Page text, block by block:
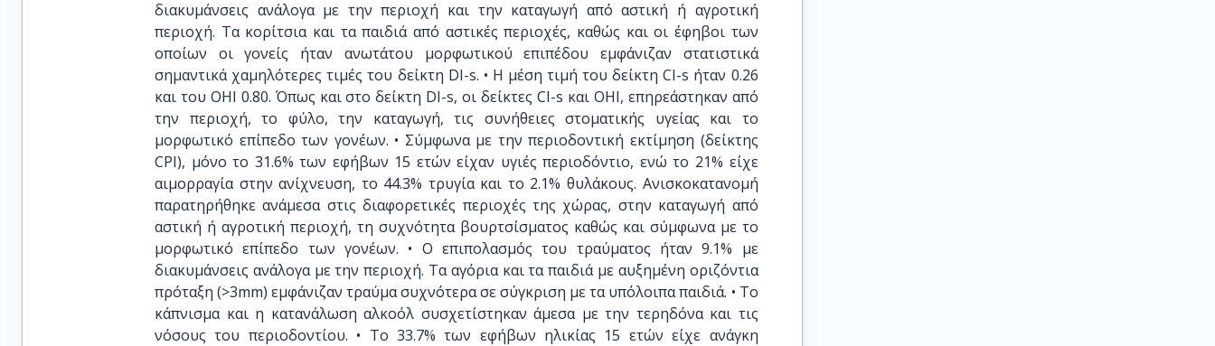
διακυμάνσεις ανάλογα με την περιοχή και την καταγωγή από αστική ή αγροτική
περιοχή. Τα κορίτσια και τα παιδιά από αστικές περιοχές, καθώς και οι έφηβοι των
οποίων οι γονείς ήταν ανωτάτου μορφωτικού επιπέδου εμφάνιζαν στατιστικά
σημαντικά χαμηλότερες τιμές του δείκτη DI-s. • Η μέση τιμή του δείκτη CI-s ήταν 0.26
και του OHI 0.80. Όπως και στο δείκτη DI-s, οι δείκτες CI-s και ΟΗΙ, επηρεάστηκαν από
την περιοχή, το φύλο, την καταγωγή, τις συνήθειες στοματικής υγείας και το
μορφωτικό επίπεδο των γονέων. • Σύμφωνα με την περιοδοντική εκτίμηση (δείκτης
CPI), μόνο το 31.6% των εφήβων 15 ετών είχαν υγιές περιοδόντιο, ενώ το 21% είχε
αιμορραγία στην ανίχνευση, το 44.3% τρυγία και το 2.1% θυλάκους. Ανισκοκατανομή
παρατηρήθηκε ανάμεσα στις διαφορετικές περιοχές της χώρας, στην καταγωγή από
αστική ή αγροτική περιοχή, τη συχνότητα βουρτσίσματος καθώς και σύμφωνα με το
μορφωτικό επίπεδο των γονέων. • Ο επιπολασμός του τραύματος ήταν 9.1% με
διακυμάνσεις ανάλογα με την περιοχή. Τα αγόρια και τα παιδιά με αυξημένη οριζόντια
πρόταξη (>3mm) εμφάνιζαν τραύμα συχνότερα σε σύγκριση με τα υπόλοιπα παιδιά. • Το
κάπνισμα και η κατανάλωση αλκοόλ συσχετίστηκαν άμεσα με την τερηδόνα και τις
νόσους του περιοδοντίου. • Το 33.7% των εφήβων ηλικίας 15 ετών είχε ανάγκη